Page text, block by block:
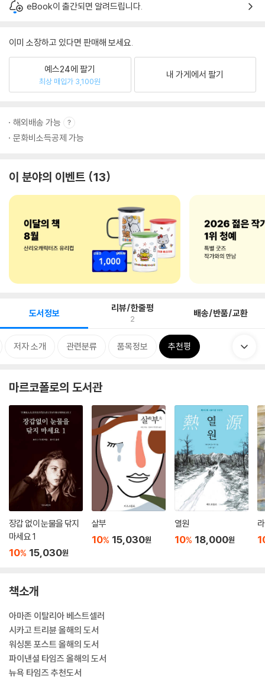
eBook이 출간되면 알려드립니다.
이미 소장하고 있다면 판매해 보세요.
예스24에 팔기
최상 매입가 3,100원
내 가게에서 팔기
해외배송 가능
문화비소득공제 가능
이 분야의 이벤트 13
도서정보 리뷰/한줄평
2 배송/반품/교환
저자 소개 관련분류 품목정보 추천평
마르코폴로의 도서관
장갑 없이 눈물을 닦지
마세요 1
10% 15,030원
살부
10% 15,030원
열원
10% 18,000원
책소개
아마존 이탈리아 베스트셀러
시카고 트리뷴 올해의 도서
워싱톤 포스트 올해의 도서
파이낸셜 타임즈 올해의 도서
뉴욕 타임즈 추천도서